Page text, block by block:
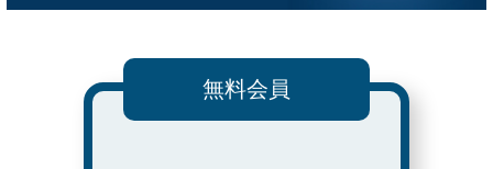
無料会員